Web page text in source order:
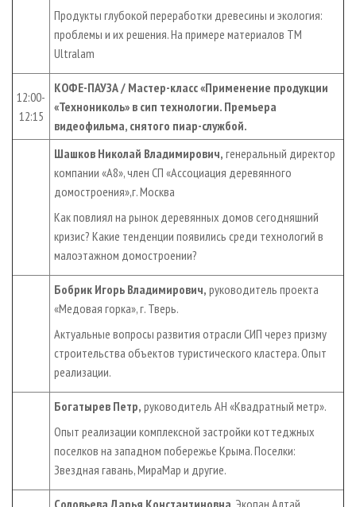
Продукты глубокой переработки древесины и экология:
проблемы и их решения. На примере материалов ТМ
Ultralam
12:00-
12:15
КОФЕ-ПАУЗА / Мастер-класс «Применение продукции
«Технониколь» в сип технологии. Премьера
видеофильма, снятого пиар-службой.
Шашков Николай Владимирович, генеральный директор
компании «А8», член СП «Ассоциация деревянного
домостроения»,г. Москва
Как повлиял на рынок деревянных домов сегодняшний
кризис? Какие тенденции появились среди технологий в
малоэтажном домостроении?
Бобрик Игорь Владимирович, руководитель проекта
«Медовая горка», г. Тверь.
Актуальные вопросы развития отрасли СИП через призму
строительства объектов туристического кластера. Опыт
реализации.
Богатырев Петр, руководитель АН «Квадратный метр».
Опыт реализации комплексной застройки коттеджных
поселков на западном побережье Крыма. Поселки:
Звездная гавань, МираМар и другие.
Соловьева Дарья Константиновна , Экопан Алтай.